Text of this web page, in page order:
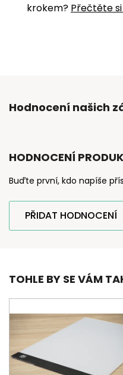
krokem? Přečtěte si
Hodnocení našich
HODNOCENÍ
Buďte první, kdo napíše
PŘIDAT HODNOCENÍ
TOHLE BY SE VÁM